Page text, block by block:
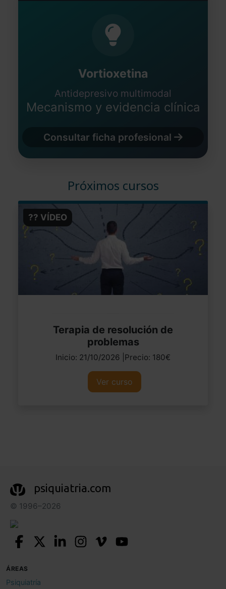
Vortioxetina
Antidepresivo multimodal
Mecanismo y evidencia clínica
Consultar ficha profesional
Próximos cursos
?? VÍDEO
Terapia de resolución de
problemas
Inicio: 21/10/2026 |Precio: 180€
Ver curso
psiquiatria.com
© 1996–2026
ÁREAS
Psiquiatría